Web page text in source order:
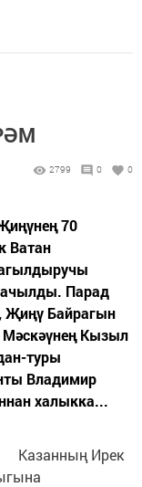
2799 0 0
70
Ватан
ачылды. Парад
Җиңү Байрагын
Кызыл
туры
Владимир
халыкка...
Казанның Ирек